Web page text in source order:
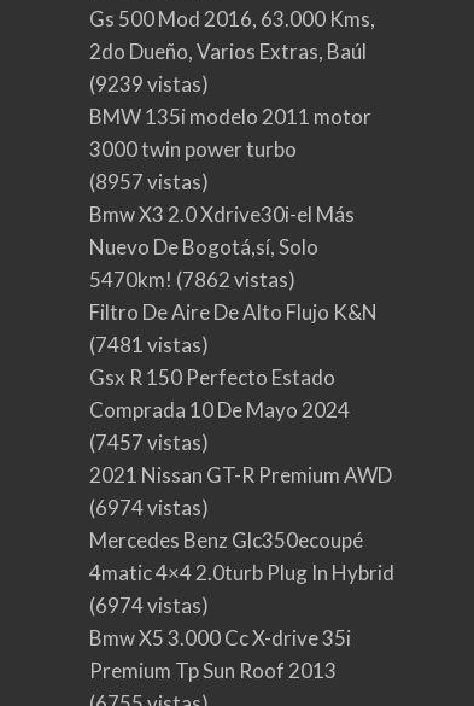
Gs 500 Mod 2016, 63.000 Kms,
2do Dueño, Varios Extras, Baúl
(9239 vistas)
BMW 135i modelo 2011 motor
3000 twin power turbo
(8957 vistas)
Bmw X3 2.0 Xdrive30i-el Más
Nuevo De Bogotá,sí, Solo
5470km! (7862 vistas)
Filtro De Aire De Alto Flujo K&N
(7481 vistas)
Gsx R 150 Perfecto Estado
Comprada 10 De Mayo 2024
(7457 vistas)
2021 Nissan GT-R Premium AWD
(6974 vistas)
Mercedes Benz Glc350ecoupé
4matic 4×4 2.0turb Plug In Hybrid
(6974 vistas)
Bmw X5 3.000 Cc X-drive 35i
Premium Tp Sun Roof 2013